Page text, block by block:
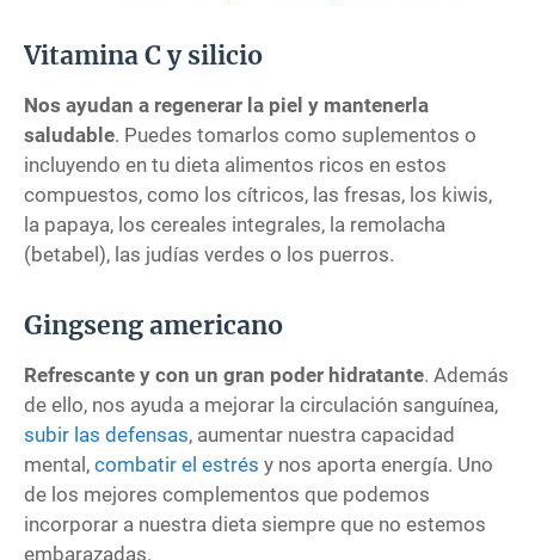
Vitamina C y silicio
Nos ayudan a regenerar la piel y mantenerla
saludable. Puedes tomarlos como suplementos o
incluyendo en tu dieta alimentos ricos en estos
compuestos, como los cítricos, las fresas, los kiwis,
la papaya, los cereales integrales, la remolacha
(betabel), las judías verdes o los puerros.
Gingseng americano
Refrescante y con un gran poder hidratante. Además
de ello, nos ayuda a mejorar la circulación sanguínea,
subir las defensas, aumentar nuestra capacidad
mental, combatir el estrés y nos aporta energía. Uno
de los mejores complementos que podemos
incorporar a nuestra dieta siempre que no estemos
embarazadas.